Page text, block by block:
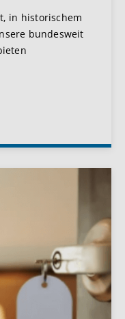
in historischem
bundesweit